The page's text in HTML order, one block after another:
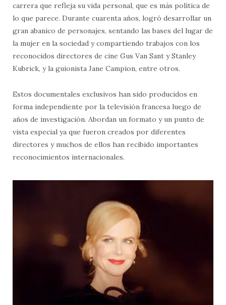
carrera que refleja su vida personal, que es más política de
lo que parece. Durante cuarenta años, logró desarrollar un
gran abanico de personajes, sentando las bases del lugar de
la mujer en la sociedad y compartiendo trabajos con los
reconocidos directores de cine Gus Van Sant y Stanley
Kubrick, y la guionista Jane Campion, entre otros.
Estos documentales exclusivos han sido producidos en
forma independiente por la televisión francesa luego de
años de investigación. Abordan un formato y un punto de
vista especial ya que fueron creados por diferentes
directores y muchos de ellos han recibido importantes
reconocimientos internacionales.